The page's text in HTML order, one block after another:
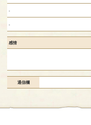
-
-
感情
通信欄